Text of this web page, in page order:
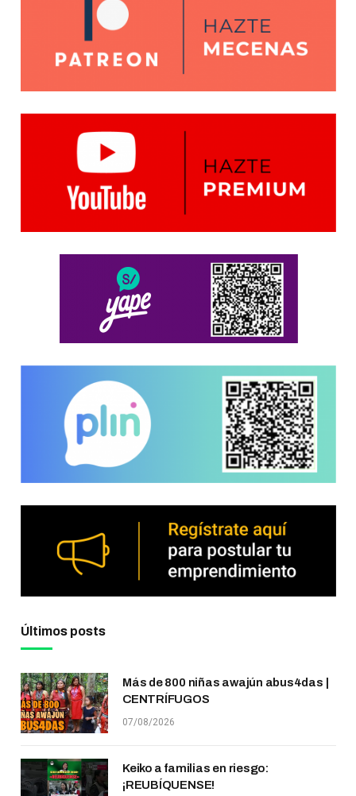
Últimos posts
Más de 800 niñas awajún abus4das |
CENTRÍFUGOS
07/08/2026
Keiko a familias en riesgo:
¡REUBÍQUENSE!